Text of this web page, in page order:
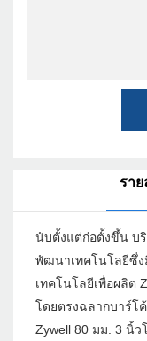
รา
นับตั้งแต่ก่อตั้งขึ้น บ
พัฒนาเทคโนโลยีซึ่ง
เทคโนโลยีเพื่อผลิต
โดยตรงฉลากบาร์โ
Zywell 80 มม. 3 นิ้